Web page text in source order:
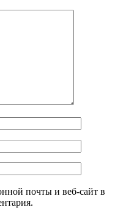
почты и веб-сайт в